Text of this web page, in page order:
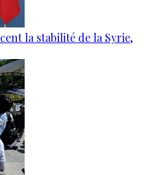
la stabilité de la Syrie,